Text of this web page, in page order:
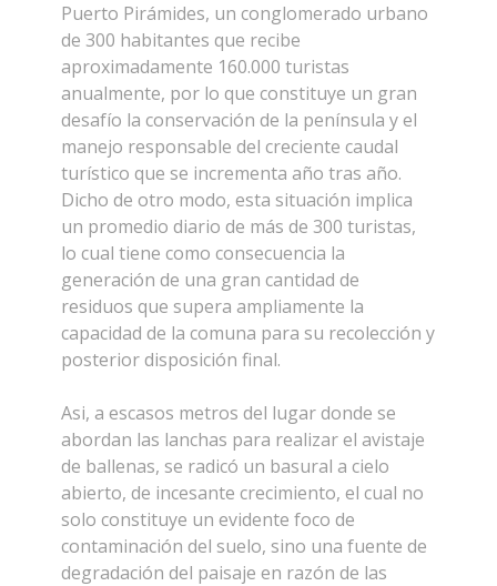
Puerto Pirámides, un conglomerado urbano
de 300 habitantes que recibe
aproximadamente 160.000 turistas
anualmente, por lo que constituye un gran
desafío la conservación de la península y el
manejo responsable del creciente caudal
turístico que se incrementa año tras año.
Dicho de otro modo, esta situación implica
un promedio diario de más de 300 turistas,
lo cual tiene como consecuencia la
generación de una gran cantidad de
residuos que supera ampliamente la
capacidad de la comuna para su recolección y
posterior disposición final.
Asi, a escasos metros del lugar donde se
abordan las lanchas para realizar el avistaje
de ballenas, se radicó un basural a cielo
abierto, de incesante crecimiento, el cual no
solo constituye un evidente foco de
contaminación del suelo, sino una fuente de
degradación del paisaje en razón de las